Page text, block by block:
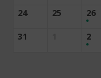
24 25 26
31 2